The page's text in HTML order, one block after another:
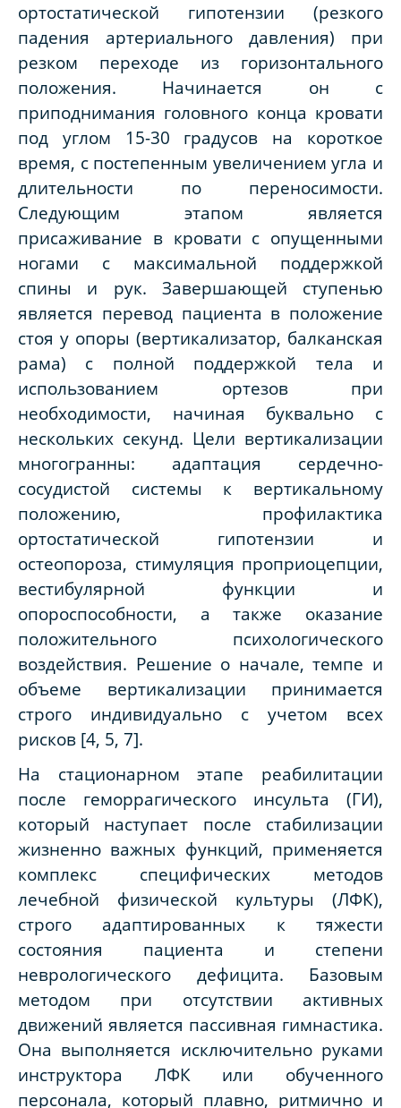
ортостатической гипотензии (резкого
падения артериального давления) при
резком переходе из горизонтального
положения. Начинается он с
приподнимания головного конца кровати
под углом 15-30 градусов на короткое
время, с постепенным увеличением угла и
длительности по переносимости.
Следующим этапом является
присаживание в кровати с опущенными
ногами с максимальной поддержкой
спины и рук. Завершающей ступенью
является перевод пациента в положение
стоя у опоры (вертикализатор, балканская
рама) с полной поддержкой тела и
использованием ортезов при
необходимости, начиная буквально с
нескольких секунд. Цели вертикализации
многогранны: адаптация сердечно-
сосудистой системы к вертикальному
положению, профилактика
ортостатической гипотензии и
остеопороза, стимуляция проприоцепции,
вестибулярной функции и
опороспособности, а также оказание
положительного психологического
воздействия. Решение о начале, темпе и
объеме вертикализации принимается
строго индивидуально с учетом всех
рисков [4, 5, 7].
На стационарном этапе реабилитации
после геморрагического инсульта (ГИ),
который наступает после стабилизации
жизненно важных функций, применяется
комплекс специфических методов
лечебной физической культуры (ЛФК),
строго адаптированных к тяжести
состояния пациента и степени
неврологического дефицита. Базовым
методом при отсутствии активных
движений является пассивная гимнастика.
Она выполняется исключительно руками
инструктора ЛФК или обученного
персонала, который плавно, ритмично и